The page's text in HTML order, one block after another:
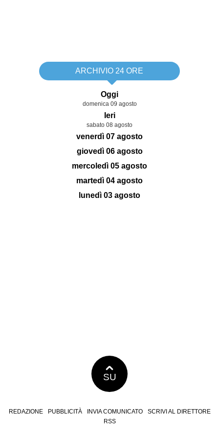
ARCHIVIO 24 ORE
Oggi
domenica 09 agosto
Ieri
sabato 08 agosto
venerdì 07 agosto
giovedì 06 agosto
mercoledì 05 agosto
martedì 04 agosto
lunedì 03 agosto
SU
REDAZIONE PUBBLICITÀ INVIA COMUNICATO
SCRIVI AL DIRETTORE
RSS